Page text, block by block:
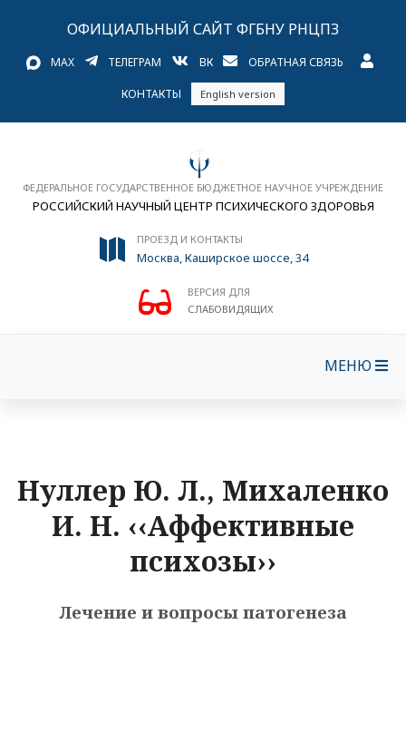
ОФИЦИАЛЬНЫЙ САЙТ ФГБНУ РНЦПЗ
MAX ТЕЛЕГРАМ ВК ОБРАТНАЯ СВЯЗЬ
КОНТАКТЫ English version
ФЕДЕРАЛЬНОЕ ГОСУДАРСТВЕННОЕ БЮДЖЕТНОЕ НАУЧНОЕ УЧРЕЖДЕНИЕ
РОССИЙСКИЙ НАУЧНЫЙ ЦЕНТР ПСИХИЧЕСКОГО ЗДОРОВЬЯ
ПРОЕЗД И КОНТАКТЫ
Москва, Каширское шоссе, 34
ВЕРСИЯ ДЛЯ
СЛАБОВИДЯЩИХ
МЕНЮ
Нуллер Ю. Л., Михаленко
И. Н. ‹‹Аффективные
психозы››
Лечение и вопросы патогенеза